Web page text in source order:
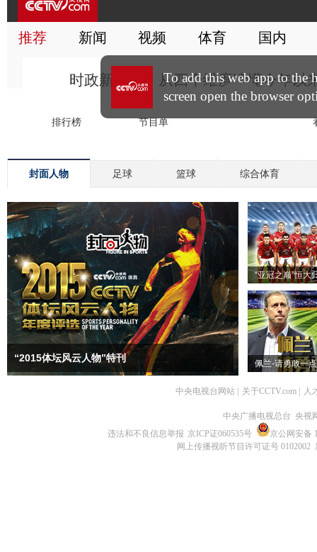
封面人物 足球 篮球 综合体育
“2015体坛风云人物”特刊
“亚冠之巅”恒大
佩兰-请勇敢一点
中央电视台网站 关于CCTV.com 人
中央广播电视总台 央视
违法和不良信息举报 京ICP证060535号
京公网安备
网上传播视听节目许可证号 0102002